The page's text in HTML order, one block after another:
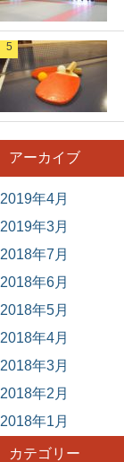
アーカイブ
2019年4月
2019年3月
2018年7月
2018年6月
2018年5月
2018年4月
2018年3月
2018年2月
2018年1月
カテゴリー